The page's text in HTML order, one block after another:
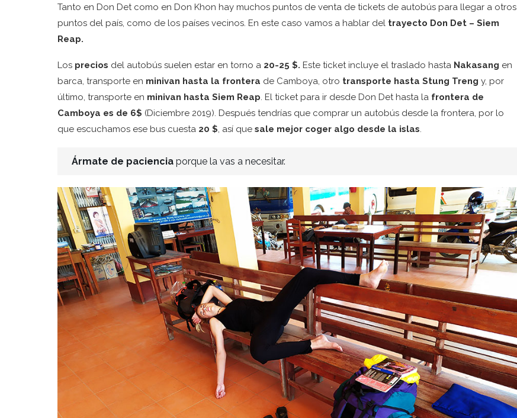
Tanto en Don Det como en Don Khon hay muchos puntos de venta de tickets de autobús para llegar a otros
puntos del país, como de los países vecinos. En este caso vamos a hablar del trayecto Don Det – Siem
Reap.
Los precios del autobús suelen estar en torno a 20-25 $. Este ticket incluye el traslado hasta Nakasang en
barca, transporte en minivan hasta la frontera de Camboya, otro transporte hasta Stung Treng y, por
último, transporte en minivan hasta Siem Reap. El ticket para ir desde Don Det hasta la frontera de
Camboya es de 6$ (Diciembre 2019). Después tendrías que comprar un autobús desde la frontera, por lo
que escuchamos ese bus cuesta 20 $, así que sale mejor coger algo desde la islas.
Ármate de paciencia porque la vas a necesitar.